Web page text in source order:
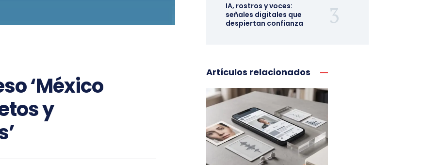
‘México
y
IA, rostros y voces:
señales digitales que
despiertan confianza
Artículos relacionados